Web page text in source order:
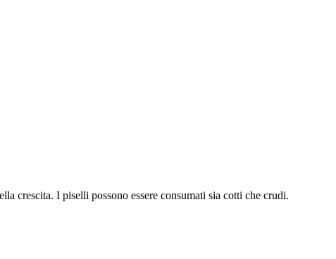
crescita. I piselli possono essere consumati sia cotti che crudi.